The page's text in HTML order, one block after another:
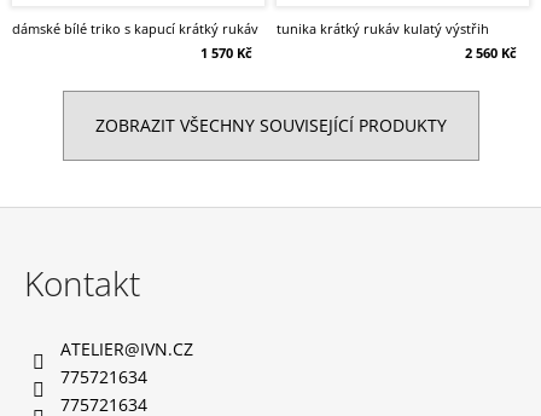
dámské bílé triko s kapucí krátký rukáv
1 570 Kč
tunika krátký rukáv kulatý výstřih
2 560 Kč
ZOBRAZIT VŠECHNY SOUVISEJÍCÍ PRODUKTY
Kontakt
ATELIER@IVN.CZ
775721634
775721634